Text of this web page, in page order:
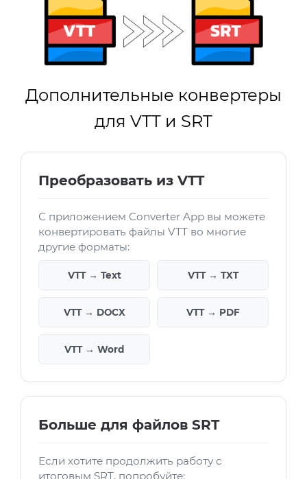
Дополнительные конвертеры
для VTT и SRT
Преобразовать из VTT
С приложением Converter App вы можете
конвертировать файлы VTT во многие
другие форматы:
VTT → Text VTT → TXT
VTT → DOCX VTT → PDF
VTT → Word
Больше для файлов SRT
Если хотите продолжить работу с
итоговым SRT, попробуйте: